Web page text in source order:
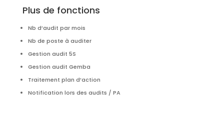
Plus de fonctions
Nb d’audit par mois
Nb de poste à auditer
Gestion audit 5S
Gestion audit Gemba
Traitement plan d’action
Notification lors des audits / PA